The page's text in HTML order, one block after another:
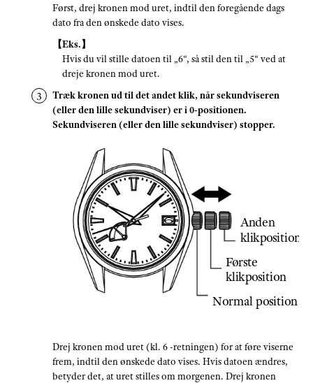
Først, drej kronen mod uret, indtil den foregående dags
dato fra den ønskede dato vises.
【Eks.】
Hvis du vil stille datoen til „6“, så stil den til „5“ ved at
dreje kronen mod uret.
Træk kronen ud til det andet klik, når sekundviseren
(eller den lille sekundviser) er i 0-positionen.
Sekundviseren (eller den lille sekundviser) stopper.
Normal position
Første
klikposition
Anden
klikposition
Drej kronen mod uret (kl. 6 -retningen) for at føre viserne
frem, indtil den ønskede dato vises. Hvis datoen ændres,
betyder det, at uret stilles om morgenen. Drej kronen